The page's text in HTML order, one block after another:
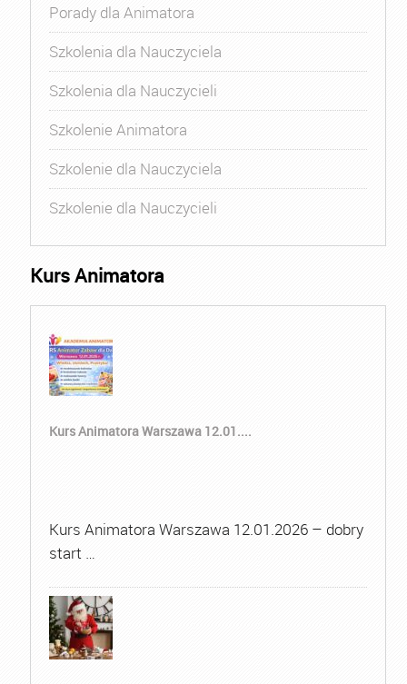
Porady dla Animatora
Szkolenia dla Nauczyciela
Szkolenia dla Nauczycieli
Szkolenie Animatora
Szkolenie dla Nauczyciela
Szkolenie dla Nauczycieli
Kurs Animatora
Kurs Animatora Warszawa 12.01....
Kurs Animatora Warszawa 12.01.2026 – dobry
start …